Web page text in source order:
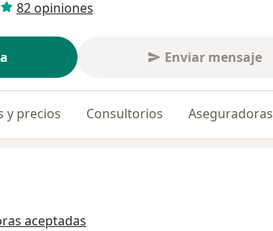
82 opiniones
Enviar mensaje
y precios Consultorios Aseguradoras
aceptadas